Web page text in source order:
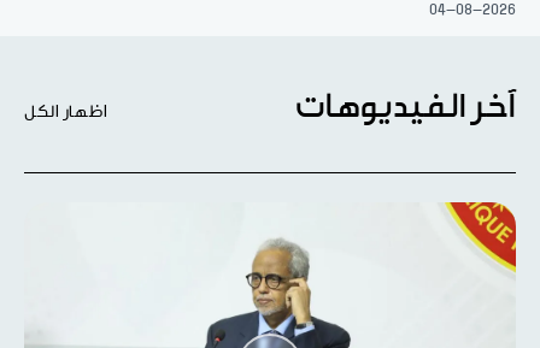
04-08-2026
آخر الفيديوهات اظهار الكل